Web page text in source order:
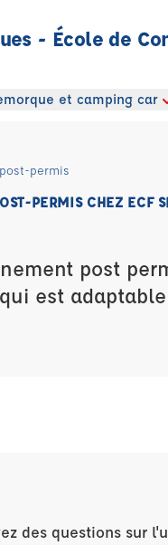
- École de
et camping car
permis
PERMIS CHEZ ECF
post
est
des questions sur